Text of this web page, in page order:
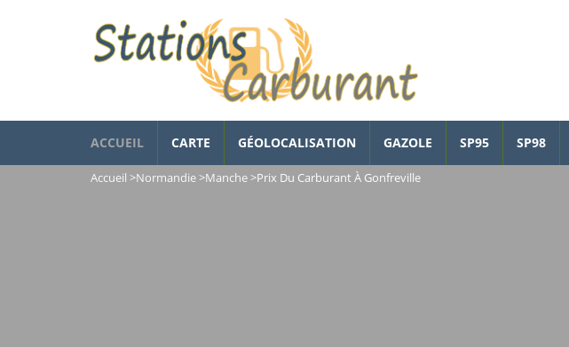
ACCUEIL CARTE GÉOLOCALISATION GAZOLE SP95 SP98
Accueil >Normandie>Manche>Prix Du Carburant À Gonfreville